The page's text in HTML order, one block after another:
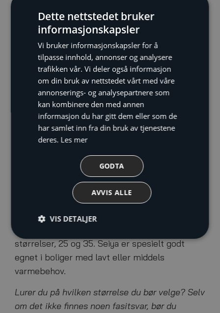
Beskrivelse
Opplagt valg for den prisbevisste
Høy ytelse møter lav pris.
komfortabel temperatur inne, uansett årstid.
For en rimelig pris får du med Toshiba Seiya
Nordic 25 varmepumpe den nest høyeste
energiklassen: A++. Det betyr mye
strømsparing til en lav pris og toppsjiktet på
størrelser, 25 og 35. Seiya er spesielt godt
egnet i boliger med lavt eller middels
varmebehov.
Lurer du på hvilken størrelse du bør velge? Selv
om det ikke finnes noen fasitsvar, bør du
Dette nettstedet bruker
informasjonskapsler
Vi bruker informasjonskapsler for å
tilpasse innhold, annonser og analysere
trafikken vår. Vi deler også informasjon
om din bruk av nettstedet vårt med våre
annonserings- og analysepartnere som
kan kombinere den med annen
informasjon du har gitt dem eller som de
har samlet inn fra din bruk av tjenestene
deres. Les mer
GODTA
AVVIS ALLE
VIS DETALJER